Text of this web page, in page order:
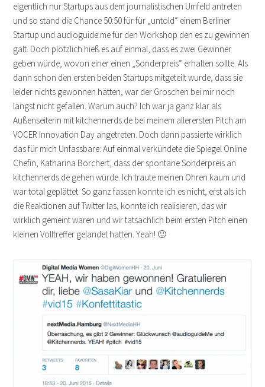
eigentlich nur Startups aus dem journalistischen Umfeld antreten
und so stand die Chance 50:50 für für „untold“ einem Berliner
Startup und audioguide.me für den Workshop den es zu gewinnen
galt. Doch plötzlich hieß es auf einmal, dass es zwei Gewinner
geben würde, wovon einer einen „Sonderpreis“ erhalten sollte. Als
dann schon den ersten beiden Startups mitgeteilt wurde, dass sie
leider nichts gewonnen hätten, war der Groschen bei mir noch
längst nicht gefallen. Warum auch? Ich war ja ganz klar als
Außenseiterin mit kitchennerds.de bei meinem allerersten Pitch am
VOCER Innovation Day angetreten. Doch dann passierte wirklich
das für mich Unfassbare: Auf einmal verkündete die Spiegel Online
Chefin, Katharina Borchert, dass der spontane Sonderpreis an
kitchennerds.de gehen würde. Ich traute meinen Ohren kaum und
war total geplättet. So ganz fassen konnte ich es nicht, erst als ich
die Reaktionen auf Twitter las, konnte ich realisieren, das wir
wirklich gemeint waren und wir tatsächlich beim ersten Pitch einen
kleinen Volltreffer gelandet hatten. Yeah! 🙂